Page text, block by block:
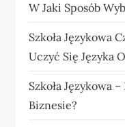
W Jaki Sposób
Szkoła Językowa
Uczyć Się Języka
Szkoła Językowa
Biznesie?